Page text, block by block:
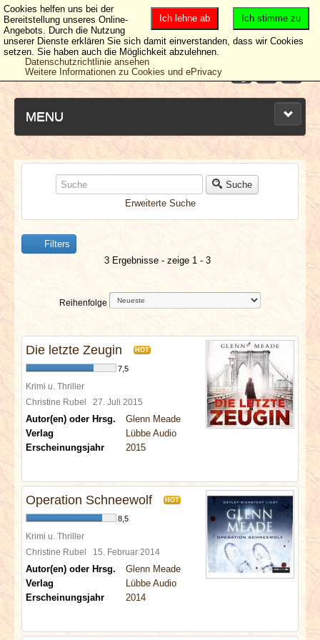
MENU
NEUESTE ARTIKEL
NEWS & DATES
BERICHTE
VERLOSUNGEN
SPECIALS
REDAKTION
LINKS
Suche
Erweiterte Suche
Filters
3 Ergebnisse - zeige 1 - 3
Reihenfolge
Die letzte Zeugin HOT
7,5
Krimi u. Thriller
Christine Rubel 27. Juli 2015
Autor(en) oder Hrsg.
Glenn Meade
Verlag
Lübbe Audio
Erscheinungsjahr
2015
Operation Schneewolf HOT
8,5
Krimi u. Thriller
Christine Rubel 15. Februar 2014
Autor(en) oder Hrsg.
Glenn Meade
Verlag
Lübbe Audio
Erscheinungsjahr
2014
Ich stimme zu
Ich lehne ab
Cookies helfen uns bei der
Bereitstellung unseres Online-
Angebots. Durch die Nutzung
unserer Dienste erklären Sie sich damit einverstanden, dass wir Cookies
setzen. Sie haben auch die Möglichkeit abzulehnen.
Datenschutzrichtlinie ansehen
Weitere Informationen zu Cookies und ePrivacy